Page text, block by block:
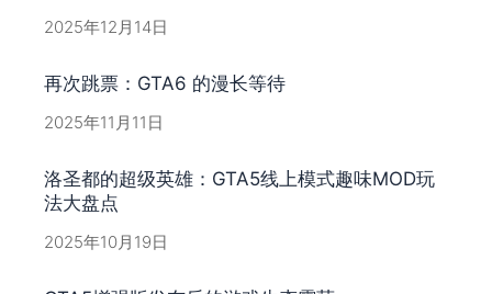
2025年12月14日
再次跳票：GTA6 的漫长等待
2025年11月11日
洛圣都的超级英雄：GTA5线上模式趣味MOD玩
法大盘点
2025年10月19日